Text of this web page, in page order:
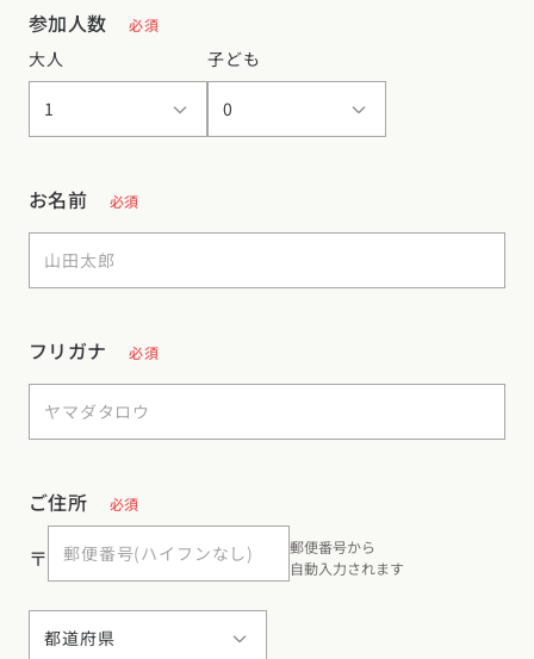
参加人数 必須
大人 子ども
お名前 必須
フリガナ 必須
ご住所 必須
〒
郵便番号から
自動入力されます